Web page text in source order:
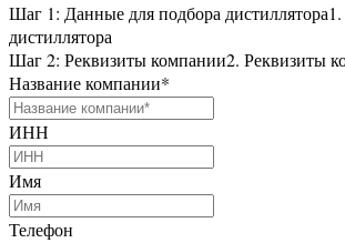
Шаг 1: Данные для подбора дистиллятора
дистиллятора
Шаг 2: Реквизиты компании2. Реквизиты
Название компании*
ИНН
Имя
Телефон